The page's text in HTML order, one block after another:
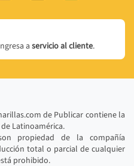
aservicio al cliente.
de Publicar contiene la
Latinoamérica.
propiedad de la compañía
total o parcial de cualquier
prohibido.